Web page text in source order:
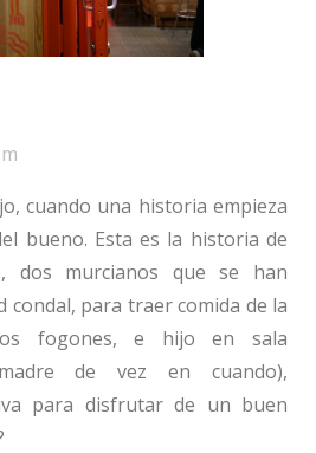
cuando una historia empieza
bueno. Esta es la historia de
dos murcianos que se han
condal, para traer comida de la
fogones, e hijo en sala
de vez en cuando),
para disfrutar de un buen